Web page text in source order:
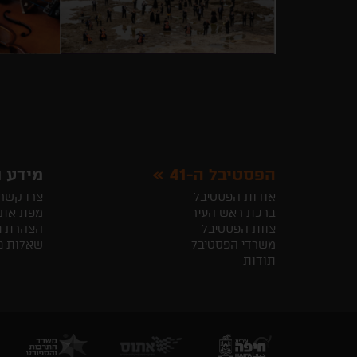
הפסטיבל ה-41
אודות הפסטיבל
ברכת ראש העיר
צוות הפסטיבל
משרדי הפסטיבל
תודות
מידע
צרו קשר
מפת
הצהרת
שאלות